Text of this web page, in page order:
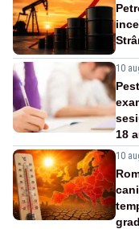
10
18
10